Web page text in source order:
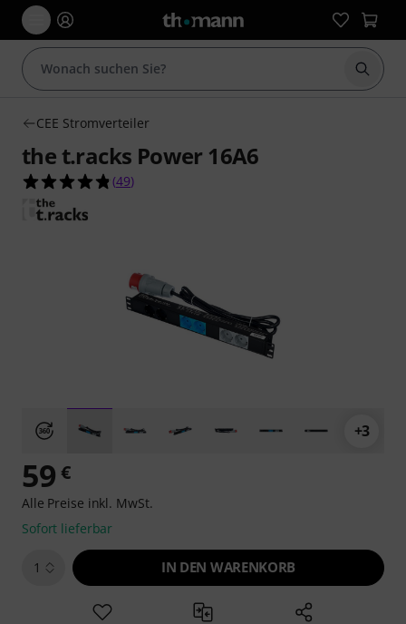
Suche
CEE Stromverteiler
the t.racks Power 16A6
4.8 von 5 Sternen aus 49 Kundenbewertungen
(49)
+3
59 €
Alle Preise inkl. MwSt.
Sofort lieferbar
1 IN DEN WARENKORB